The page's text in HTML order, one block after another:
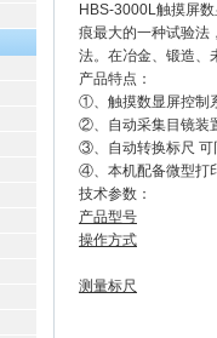
HBS-3000L触摸屏
痕最大的一种试验法
法。在冶金、锻造、
产品特点：
①、触摸数显屏控制
②、自动采集目镜装
③、自动转换标尺 可
④、本机配备微型打
技术参数：
产品型号
操作方式
测量标尺